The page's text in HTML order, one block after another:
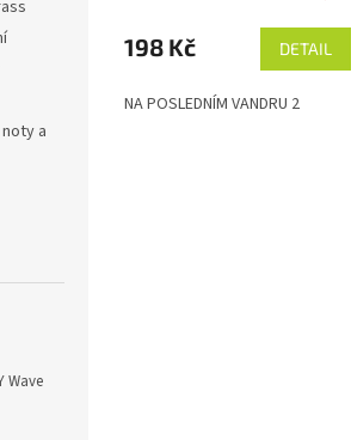
a
Wave
198 Kč DETAIL
NA POSLEDNÍM VANDRU 2